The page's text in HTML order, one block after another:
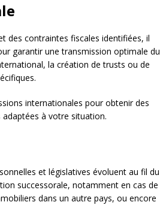
des contraintes fiscales identifiées, il
garantir une transmission optimale du
la création de trusts ou de
internationales pour obtenir des
à votre situation.
et législatives évoluent au fil du
successorale, notamment en cas de
dans un autre pays, ou encore